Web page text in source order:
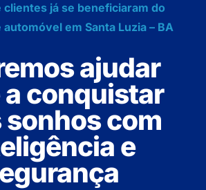
clientes já se beneficiaram do
em Santa Luzia – BA
ajudar
conquistar
sonhos com
e